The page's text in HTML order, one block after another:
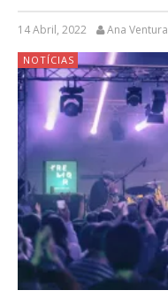
14 Abril, 2022 Ana Ventura
NOTÍCIAS